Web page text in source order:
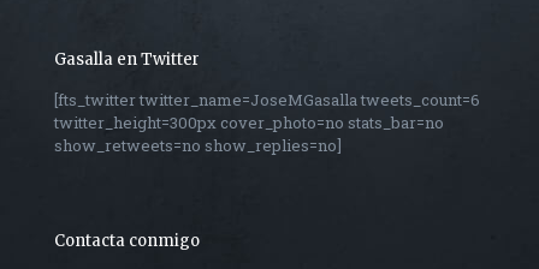
Gasalla en Twitter
[fts_twitter twitter_name=JoseMGasalla tweets_count=6
twitter_height=300px cover_photo=no stats_bar=no
show_retweets=no show_replies=no]
Contacta conmigo